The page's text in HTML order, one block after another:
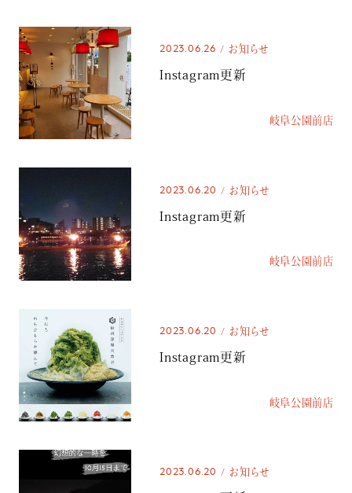
2023.06.26 お知らせ
Instagram更新
岐阜公園前店
2023.06.20 お知らせ
Instagram更新
岐阜公園前店
2023.06.20 お知らせ
Instagram更新
岐阜公園前店
2023.06.20 お知らせ